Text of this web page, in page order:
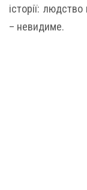
історії:
– невидиме.